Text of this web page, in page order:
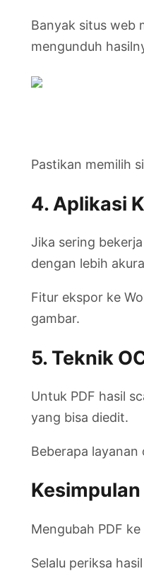
Banyak situs web
mengunduh
Pastikan memilih
4. Aplikasi
Jika sering
dengan lebih
Fitur ekspor ke
gambar.
5. Teknik
Untuk PDF hasil
yang bisa diedit.
Beberapa
Kesimpulan
Mengubah PDF
Selalu periksa